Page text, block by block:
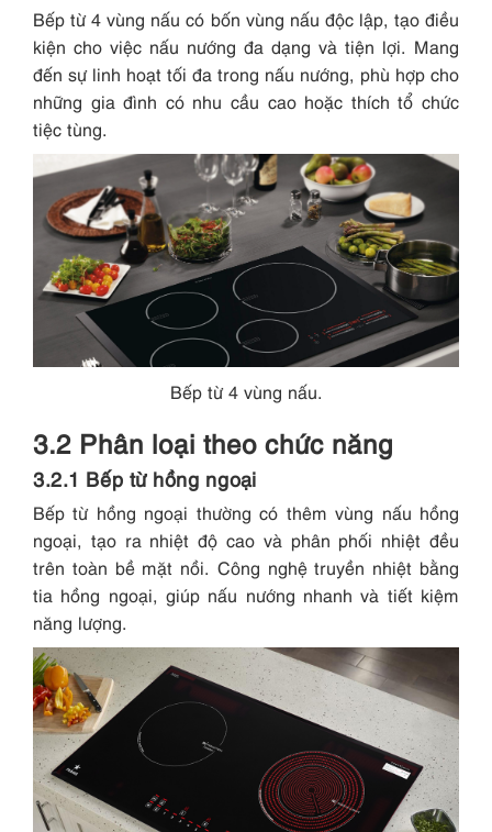
Bếp từ 4 vùng nấu có bốn vùng nấu độc lập, tạo điều
kiện cho việc nấu nướng đa dạng và tiện lợi. Mang
đến sự linh hoạt tối đa trong nấu nướng, phù hợp cho
những gia đình có nhu cầu cao hoặc thích tổ chức
tiệc tùng.
Bếp từ 4 vùng nấu.
3.2 Phân loại theo chức năng
3.2.1 Bếp từ hồng ngoại
Bếp từ hồng ngoại thường có thêm vùng nấu hồng
ngoại, tạo ra nhiệt độ cao và phân phối nhiệt đều
trên toàn bề mặt nồi. Công nghệ truyền nhiệt bằng
tia hồng ngoại, giúp nấu nướng nhanh và tiết kiệm
năng lượng.